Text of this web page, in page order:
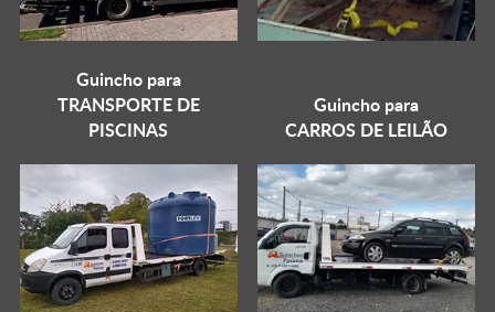
Guincho para
TRANSPORTE DE
PISCINAS
Guincho para
CARROS DE LEILÃO